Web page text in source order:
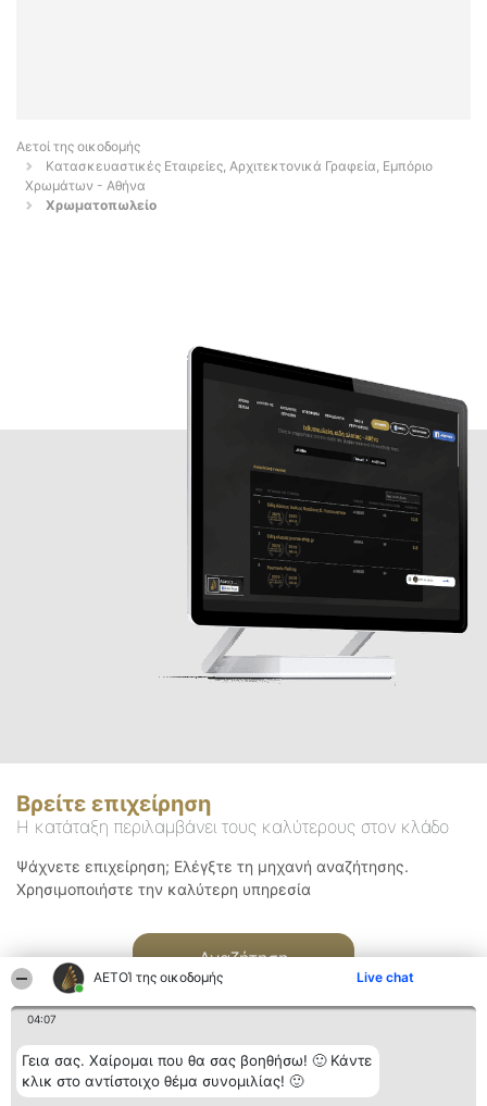
ΑΕΤΟΊ της οικοδομής Live chat
04:07
Γεια σας. Χαίρομαι που θα σας βοηθήσω! 🙂 Κάντε
κλικ στο αντίστοιχο θέμα συνομιλίας! 🙂
Αετοί της οικοδομής
Κατασκευαστικές Εταιρείες, Αρχιτεκτονικά Γραφεία, Εμπόριο
Χρωμάτων - Αθήνα
Χρωματοπωλείο
Βρείτε επιχείρηση
Η κατάταξη περιλαμβάνει τους καλύτερους στον κλάδο
Ψάχνετε επιχείρηση; Ελέγξτε τη μηχανή αναζήτησης.
Χρησιμοποιήστε την καλύτερη υπηρεσία
Αναζήτηση